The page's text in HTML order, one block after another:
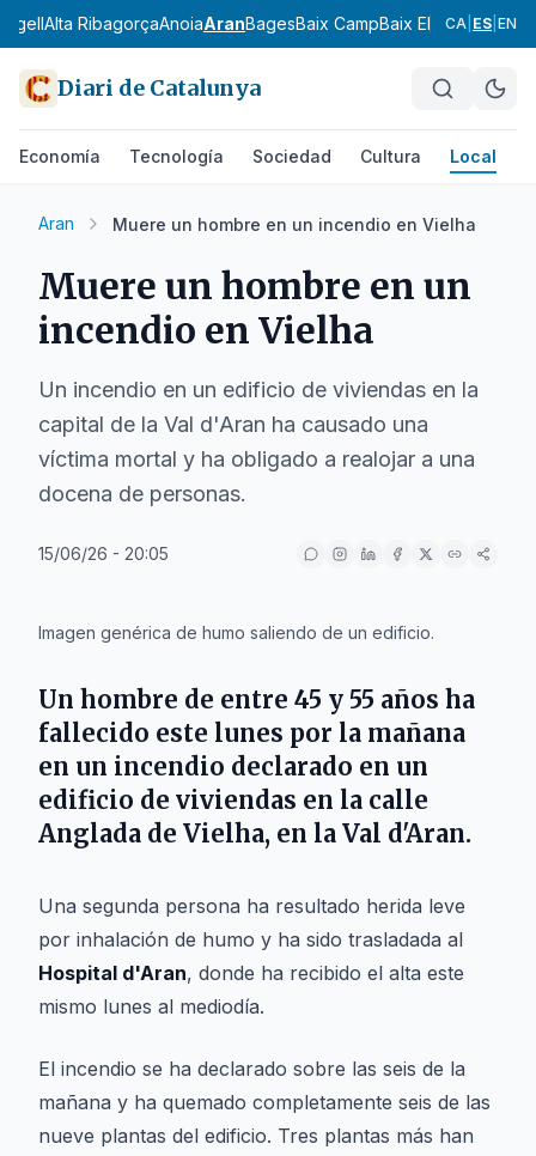
Alta RibagorçaAnoiaAranBagesBaix CampBaix EbreBaix
CA ES EN
Diari de Catalunya
Economía Tecnología Sociedad Cultura Local
Aran Muere un hombre en un incendio en Vielha
Muere un hombre en un
incendio en Vielha
Un incendio en un edificio de viviendas en la
capital de la Val d'Aran ha causado una
víctima mortal y ha obligado a realojar a una
docena de personas.
15/06/26 - 20:05
Imagen genérica de humo saliendo de un edificio.
Un hombre de entre 45 y 55 años ha
fallecido este lunes por la mañana
en un incendio declarado en un
edificio de viviendas en la calle
Anglada de Vielha, en la Val d'Aran.
Una segunda persona ha resultado herida leve
por inhalación de humo y ha sido trasladada al
Hospital d'Aran, donde ha recibido el alta este
mismo lunes al mediodía.
El incendio se ha declarado sobre las seis de la
mañana y ha quemado completamente seis de las
nueve plantas del edificio. Tres plantas más han